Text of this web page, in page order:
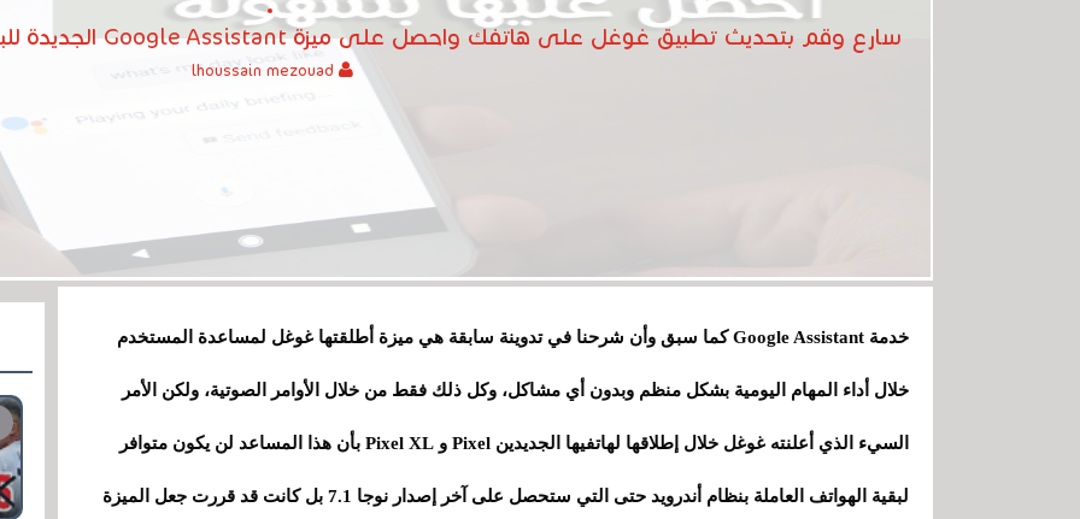
سارع وقم بتحديث تطبيق غوغل على هاتفك واحصل على ميزة Google Assistant الجديدة للبحث عن أي شئ بصوتك على هاتفك
خدمة Google Assistantكما سبق وأن شرحنا في تدوينة سابقة هي ميزة أطلقتها غوغل لمساعدة المستخدم
خلال أداء المهام اليومية بشكل منظم وبدون أي مشاكل، وكل ذلك فقط من خلال الأوامر الصوتية، ولكن الأمر
السيء الذي أعلنته غوغل خلال إطلاقها لهاتفيها الجديدين Pixel و Pixel XL بأن هذا المساعد لن يكون متوافر
لبقية الهواتف العاملة بنظام أندرويد حتى التي ستحصل على آخر إصدار نوجا 7.1 بل كانت قد قررت جعل الميزة